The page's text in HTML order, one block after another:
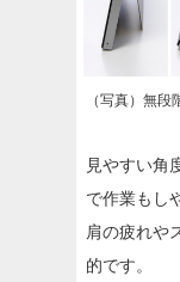
（写真）無
見やすい角
で作業もし
肩の疲れや
的です。